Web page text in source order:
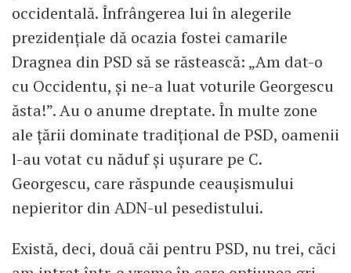
occidentală. Înfrângerea lui în alegerile
prezidențiale dă ocazia fostei camarile
Dragnea din PSD să se răstească: „Am dat-o
cu Occidentu, și ne-a luat voturile Georgescu
ăsta!”. Au o anume dreptate. În multe zone
ale țării dominate tradițional de PSD, oamenii
l-au votat cu năduf și ușurare pe C.
Georgescu, care răspunde ceaușismului
nepieritor din ADN-ul pesedistului.
Există, deci, două căi pentru PSD, nu trei, căci